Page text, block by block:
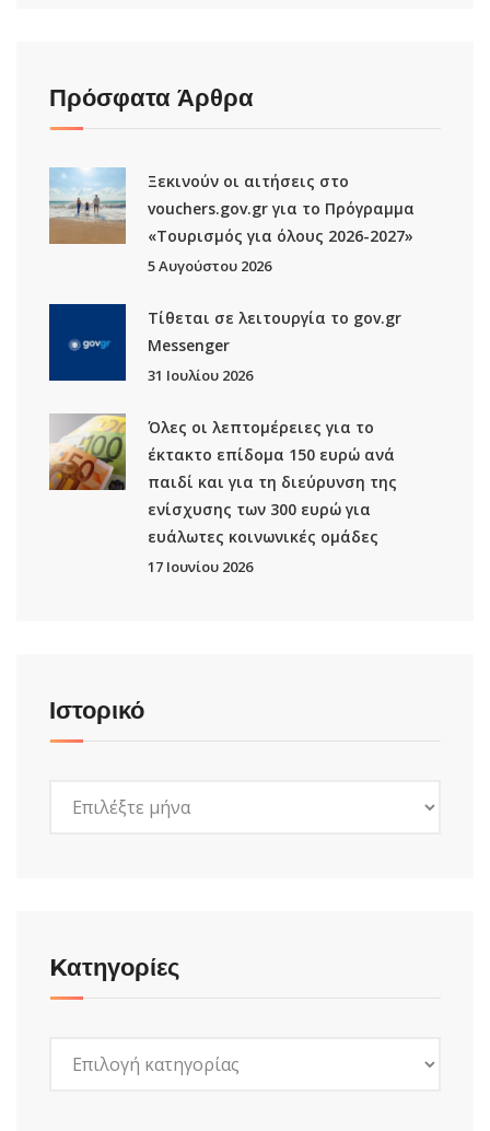
Πρόσφατα Άρθρα
Ξεκινούν οι αιτήσεις στο
vouchers.gov.gr για το Πρόγραμμα
«Τουρισμός για όλους 2026-2027»
5 Αυγούστου 2026
Τίθεται σε λειτουργία το gov.gr
Μessenger
31 Ιουλίου 2026
Όλες οι λεπτομέρειες για το
έκτακτο επίδομα 150 ευρώ ανά
παιδί και για τη διεύρυνση της
ενίσχυσης των 300 ευρώ για
ευάλωτες κοινωνικές ομάδες
17 Ιουνίου 2026
Ιστορικό
Kατηγορίες